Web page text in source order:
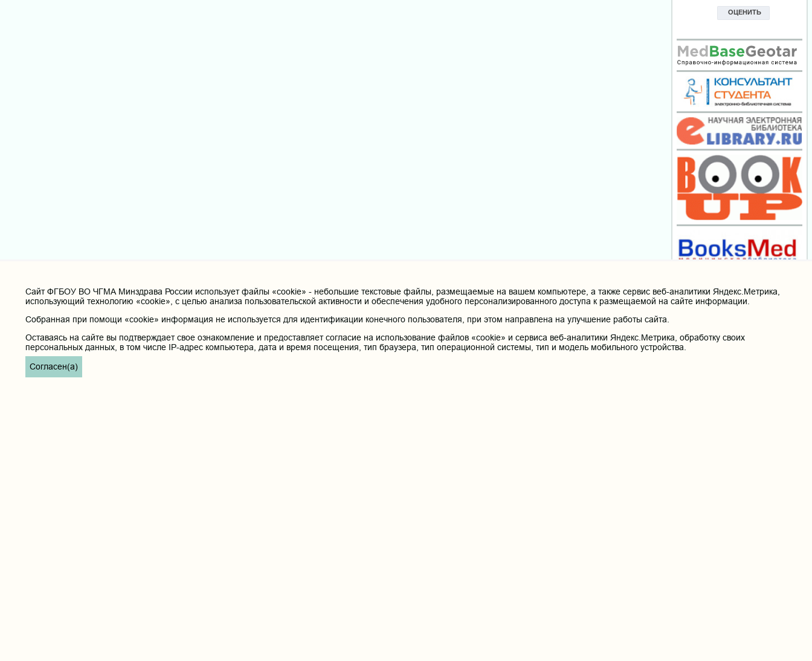
Cайт ФГБОУ ВО ЧГМА Минздрава России использует файлы «cookie» - небольшие текстовые файлы, размещаемые на вашем компьютере, а также сервис веб-аналитики Яндекс.Метрика,
использующий технологию «cookie», с целью анализа пользовательской активности и обеспечения удобного персонализированного доступа к размещаемой на сайте информации.
Собранная при помощи «cookie» информация не используется для идентификации конечного пользователя, при этом направлена на улучшение работы сайта.
Оставаясь на сайте вы подтверждает свое ознакомление и предоставляет согласие на использование файлов «cookie» и сервиса веб-аналитики Яндекс.Метрика, обработку своих
персональных данных, в том числе IP-адрес компьютера, дата и время посещения, тип браузера, тип операционной системы, тип и модель мобильного устройства.
Согласен(а)